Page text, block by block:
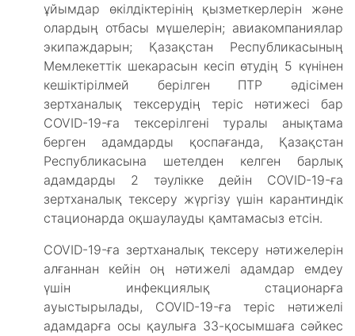
ұйымдар өкілдіктерінің қызметкерлерін және
олардың отбасы мүшелерін; авиакомпаниялар
экипаждарын; Қазақстан Республикасының
Мемлекеттік шекарасын кесіп өтудің 5 күнінен
кешіктірілмей берілген ПТР әдісімен
зертханалық тексерудің теріс нәтижесі бар
COVID-19-ға тексерілгені туралы анықтама
берген адамдарды қоспағанда, Қазақстан
Республикасына шетелден келген барлық
адамдарды 2 тәулікке дейін COVID-19-ға
зертханалық тексеру жүргізу үшін карантиндік
стационарда оқшаулауды қамтамасыз етсін.
COVID-19-ға зертханалық тексеру нәтижелерін
алғаннан кейін оң нәтижелі адамдар емдеу
үшін инфекциялық стационарға
ауыстырылады, COVID-19-ға теріс нәтижелі
адамдарға осы қаулыға 33-қосымшаға сәйкес